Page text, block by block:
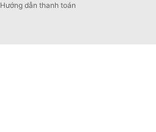
Hướng dẫn thanh toán